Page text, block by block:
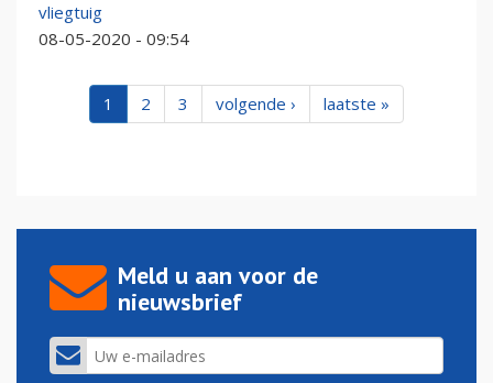
vliegtuig
08-05-2020 - 09:54
1 2 3 volgende › laatste »
Meld u aan voor de
nieuwsbrief